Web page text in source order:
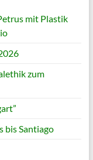
mit Plastik
zum
bis Santiago